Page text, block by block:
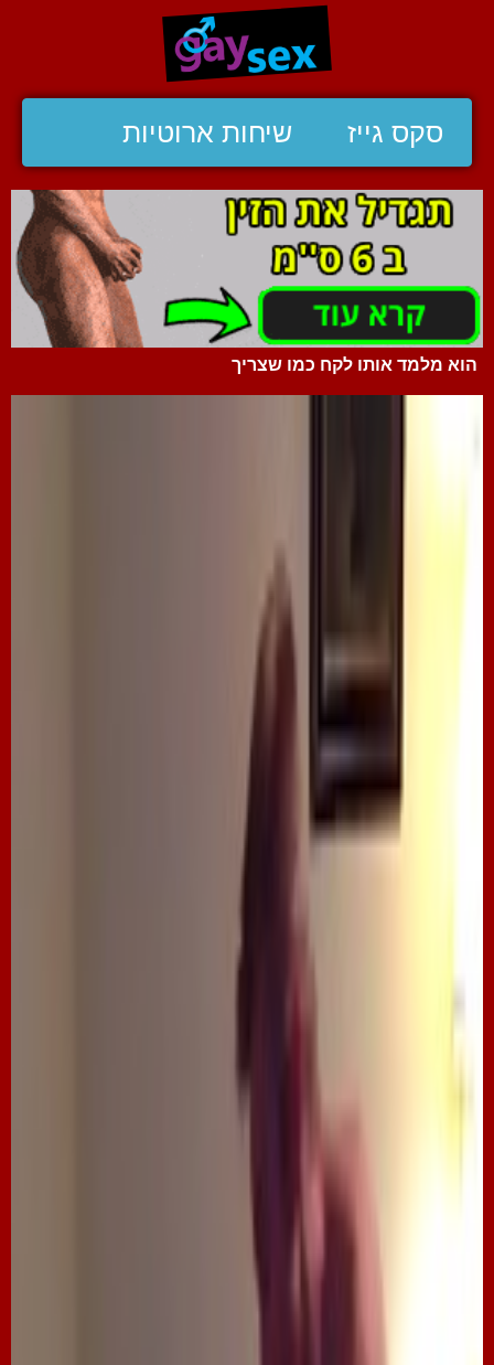
סקס גייז שיחות ארוטיות
הוא מלמד אותו לקח כמו שצריך